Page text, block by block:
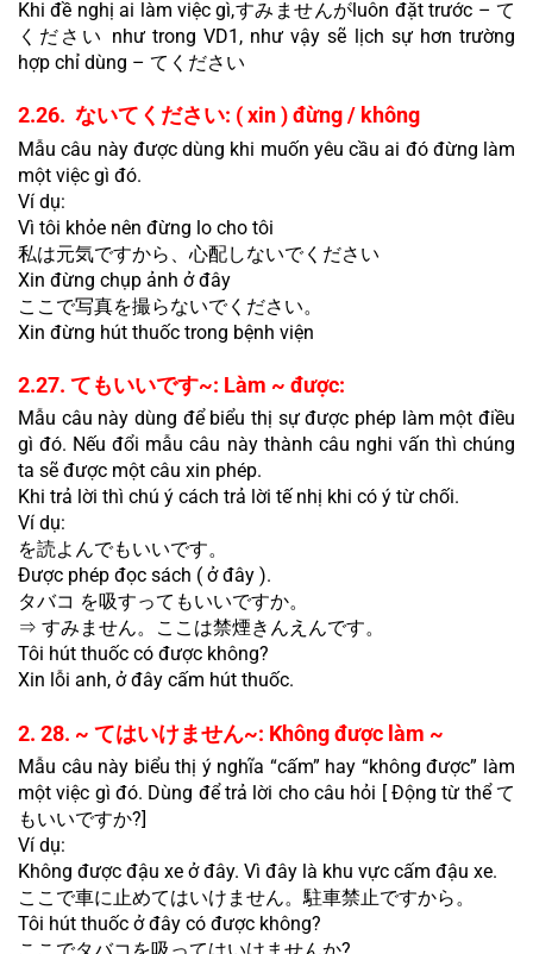
Khi đề nghị ai làm việc gì,すみませんがluôn đặt trước – て
ください như trong VD1, như vậy sẽ lịch sự hơn trường
hợp chỉ dùng – てください
2.26.  ないてください: ( xin ) đừng / không
Mẫu câu này được dùng khi muốn yêu cầu ai đó đừng làm
một việc gì đó.
Ví dụ:
Vì tôi khỏe nên đừng lo cho tôi
私は元気ですから、心配しないでください
Xin đừng chụp ảnh ở đây
ここで写真を撮らないでください。
Xin đừng hút thuốc trong bệnh viện
2.27. てもいいです~: Làm ~ được:
Mẫu câu này dùng để biểu thị sự được phép làm một điều
gì đó. Nếu đổi mẫu câu này thành câu nghi vấn thì chúng
ta sẽ được một câu xin phép.
Khi trả lời thì chú ý cách trả lời tế nhị khi có ý từ chối.
Ví dụ:
を読よんでもいいです。
Được phép đọc sách ( ở đây ).
タバコ を吸すってもいいですか。
⇒ すみません。ここは禁煙きんえんです。
Tôi hút thuốc có được không?
Xin lỗi anh, ở đây cấm hút thuốc.
2. 28. ~ てはいけません~: Không được làm ~
Mẫu câu này biểu thị ý nghĩa “cấm” hay “không được” làm
một việc gì đó. Dùng để trả lời cho câu hỏi [ Động từ thể て
もいいですか?]
Ví dụ:
Không được đậu xe ở đây. Vì đây là khu vực cấm đậu xe.
ここで車に止めてはいけません。駐車禁止ですから。
Tôi hút thuốc ở đây có được không?